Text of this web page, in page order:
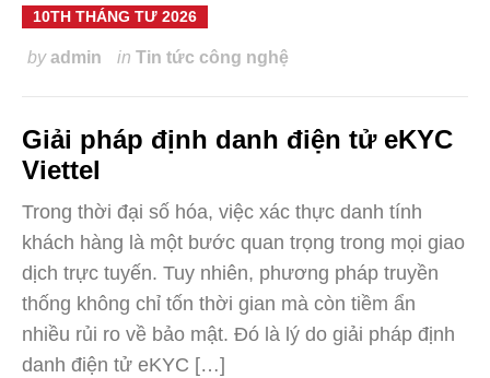
10TH THÁNG TƯ 2026
byadmin in Tin tức công nghệ
Giải pháp định danh điện tử eKYC
Viettel
Trong thời đại số hóa, việc xác thực danh tính
khách hàng là một bước quan trọng trong mọi giao
dịch trực tuyến. Tuy nhiên, phương pháp truyền
thống không chỉ tốn thời gian mà còn tiềm ẩn
nhiều rủi ro về bảo mật. Đó là lý do giải pháp định
danh điện tử eKYC […]